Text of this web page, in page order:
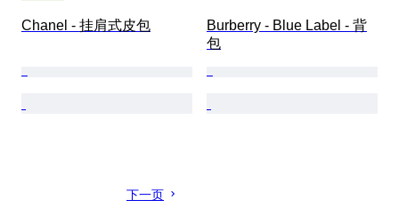
Chanel - 挂肩式皮包
Burberry - Blue Label - 背
包
下一页